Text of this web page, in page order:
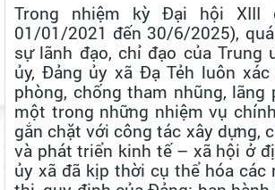
Trong nhiệm kỳ Đại hội XIII
01/01/2021 đến 30/6/2025),
sự lãnh đạo, chỉ đạo của Trung
ủy, Đảng ủy xã Đạ Tẻh luôn
phòng, chống tham nhũng, lãng
một trong những nhiệm vụ
gắn chặt với công tác xây dựng,
và phát triển kinh tế – xã hội ở
ủy xã đã kịp thời cụ thể hóa các